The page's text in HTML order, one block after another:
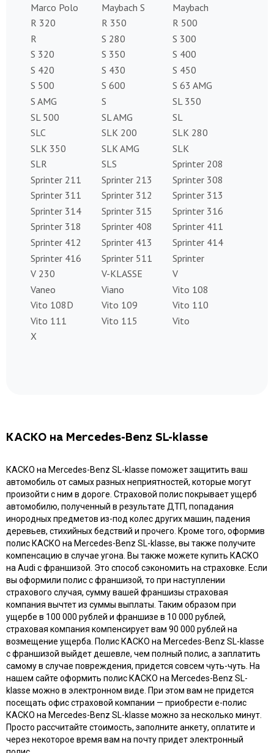
Marco Polo
Maybach S
Maybach
R 320
R 350
R 500
R
S 280
S 300
S 320
S 350
S 400
S 420
S 430
S 450
S 500
S 600
S 63 AMG
S AMG
S
SL 350
SL 500
SL AMG
SL
SLC
SLK 200
SLK 280
SLK 350
SLK AMG
SLK
SLR
SLS
Sprinter 208
Sprinter 211
Sprinter 213
Sprinter 308
Sprinter 311
Sprinter 312
Sprinter 313
Sprinter 314
Sprinter 315
Sprinter 316
Sprinter 318
Sprinter 408
Sprinter 411
Sprinter 412
Sprinter 413
Sprinter 414
Sprinter 416
Sprinter 511
Sprinter
V 230
V-KLASSE
V
Vaneo
Viano
Vito 108
Vito 108D
Vito 109
Vito 110
Vito 111
Vito 115
Vito
X
КАСКО на Mercedes-Benz SL-klasse
КАСКО на Mercedes-Benz SL-klasse поможет защитить ваш
автомобиль от самых разных неприятностей, которые могут
произойти с ним в дороге. Страховой полис покрывает ущерб
автомобилю, полученный в результате ДТП, попадания
инородных предметов из-под колес других машин, падения
деревьев, стихийных бедствий и прочего. Кроме того, оформив
полис КАСКО на Mercedes-Benz SL-klasse, вы также получите
компенсацию в случае угона. Вы также можете купить КАСКО
на Audi с франшизой. Это способ сэкономить на страховке. Если
вы оформили полис с франшизой, то при наступлении
страхового случая, сумму вашей франшизы страховая
компания вычтет из суммы выплаты. Таким образом при
ущербе в 100 000 рублей и франшизе в 10 000 рублей,
страховая компания компенсирует вам 90 000 рублей на
возмещение ущерба. Полис КАСКО на Mercedes-Benz SL-klasse
с франшизой выйдет дешевле, чем полный полис, а заплатить
самому в случае повреждения, придется совсем чуть-чуть. На
нашем сайте оформить полис КАСКО на Mercedes-Benz SL-
klasse можно в электронном виде. При этом вам не придется
посещать офис страховой компании — приобрести e-полис
КАСКО на Mercedes-Benz SL-klasse можно за несколько минут.
Просто рассчитайте стоимость, заполните анкету, оплатите и
через некоторое время вам на почту придет электронный